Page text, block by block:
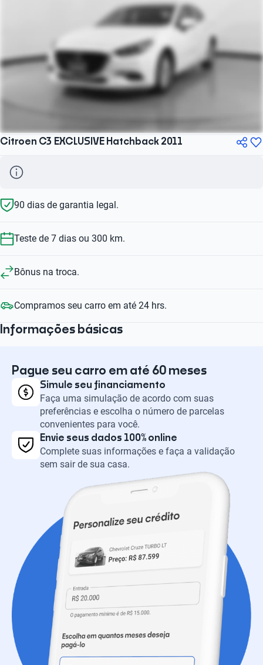
Citroen C3 EXCLUSIVE Hatchback 2011
90 dias de garantia legal.
Teste de 7 dias ou 300 km.
Bônus na troca.
Compramos seu carro em até 24 hrs.
Informações básicas
Pague seu carro em até 60 meses
Simule seu financiamento
Faça uma simulação de acordo com suas
preferências e escolha o número de parcelas
convenientes para você.
Envie seus dados 100% online
Complete suas informações e faça a validação
sem sair de sua casa.